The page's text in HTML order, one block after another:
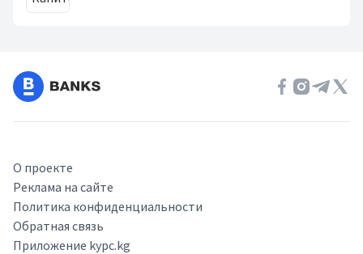
О проекте
Реклама на сайте
Политика конфиденциальности
Обратная связь
Приложение kypc.kg